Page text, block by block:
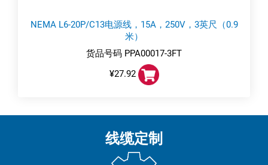
NEMA L6-20P/C13电源线，15A，250V，3英尺（0.9
米）
货品号码 PPA00017-3FT
¥27.92
线缆定制